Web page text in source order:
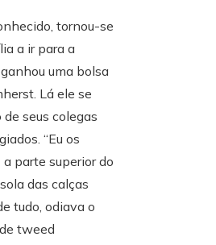
tornou-se
a ir para a
uma bolsa
Lá ele se
seus colegas
“Eu os
parte superior do
das calças
tudo, odiava o
tweed